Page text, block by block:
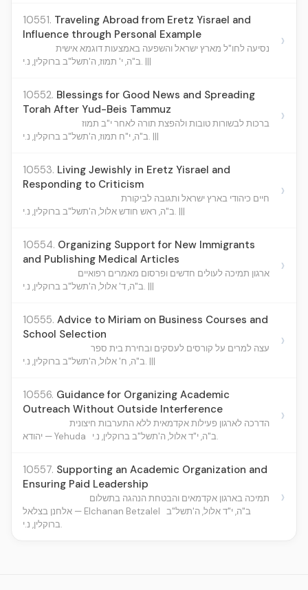
10551. Traveling Abroad from Eretz Yisrael and
Influence through Personal Example
נסיעה לחו"ל מארץ ישראל והשפעה באמצעות דוגמא אישית
ב"ה, י' תמוז, ה'תשל"ב ברוקלין, נ.י. |||
›
10552. Blessings for Good News and Spreading
Torah After Yud-Beis Tammuz
ברכות לבשורות טובות ולהפצת תורה לאחר י"ב תמוז
ב"ה, י"ח תמוז, ה'תשל"ב ברוקלין, נ.י. |||
›
10553. Living Jewishly in Eretz Yisrael and
Responding to Criticism
חיים כיהודי בארץ ישראל ותגובה לביקורת
ב"ה, ראש חודש אלול, ה'תשל"ב ברוקלין, נ.י. |||
›
10554. Organizing Support for New Immigrants
and Publishing Medical Articles
ארגון תמיכה לעולים חדשים ופרסום מאמרים רפואיים
ב"ה, ד' אלול, ה'תשל"ב ברוקלין, נ.י. |||
›
10555. Advice to Miriam on Business Courses and
School Selection
עצה למרים על קורסים לעסקים ובחירת בית ספר
ב"ה, ח' אלול, ה'תשל"ב ברוקלין, נ.י. |||
›
10556. Guidance for Organizing Academic
Outreach Without Outside Interference
הדרכה לארגון פעילות אקדמאית ללא התערבות חיצונית
יהודא — Yehuda
ב"ה, י"ד אלול, ה'תשל"ב ברוקלין, נ.י.
›
10557. Supporting an Academic Organization and
Ensuring Paid Leadership
תמיכה בארגון אקדמאים והבטחת הנהגה בתשלום
אלחנן בצלאל — Elchanan Betzalel ב"ה, י"ד אלול, ה'תשל"ב
ברוקלין, נ.י.
›